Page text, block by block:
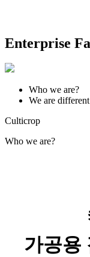
Enterprise
Who we are?
We are
Culticrop
Who we are?
가공용